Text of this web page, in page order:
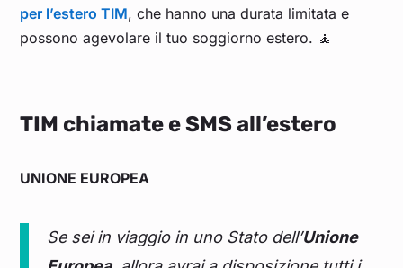
per l’estero TIM, che hanno una durata limitata e
possono agevolare il tuo soggiorno estero. 🧘
TIM chiamate e SMS all’estero
UNIONE EUROPEA
Se sei in viaggio in uno Stato dell’Unione